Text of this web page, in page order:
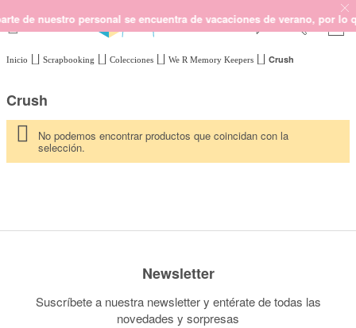
de nuestro personal se encuentra de vacaciones de verano, por
Novedades
SCRAPBOOKING
MIXED MEDIA
CRAFT Y DIY
CROCHET
Inicio Scrapbooking Colecciones We R Memory Keepers Crush
Crush
No podemos encontrar productos que coincidan con la
selección.
Newsletter
Suscríbete a nuestra newsletter y entérate de todas las
novedades y sorpresas